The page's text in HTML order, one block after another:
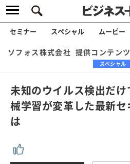
セミナー スペシャル ムービー
ソフォス株式会社 提供コンテンツ
スペシャル
未知のウイルス検出だ
械学習が変革した最新
は